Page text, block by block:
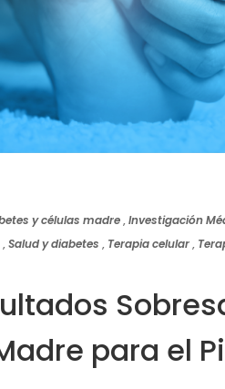
y células madre,Investigación
,Salud y diabetes , Terapia celular,
para el